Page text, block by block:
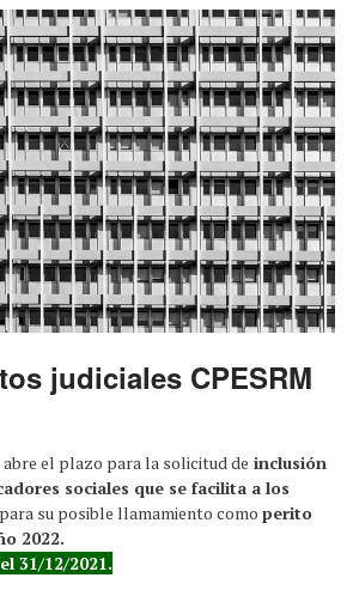
judiciales CPESRM
abre el plazo para la solicitud de inclusión
sociales que se facilita a los
para su posible llamamiento como perito
2022.
31/12/2021.